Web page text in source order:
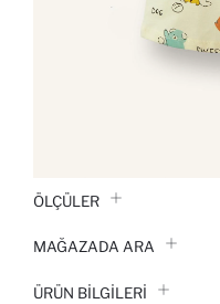
ÖLÇÜLER
MAĞAZADA ARA
ÜRÜN BILGILERI